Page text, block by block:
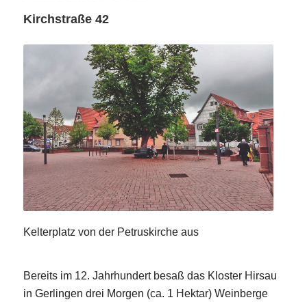
Kirchstraße 42
Kelterplatz von der Petruskirche aus
Bereits im 12. Jahrhundert besaß das Kloster Hirsau
in Gerlingen drei Morgen (ca. 1 Hektar) Weinberge